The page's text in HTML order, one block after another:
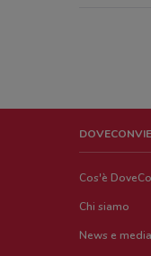
Cos'è
Chi siamo
News e media